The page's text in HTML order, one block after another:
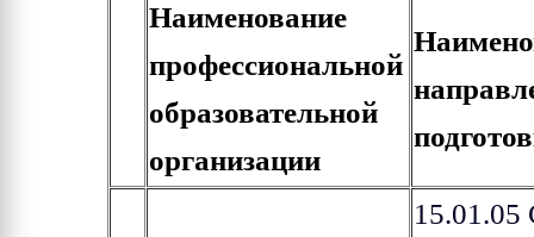
Наименование
профессиональной
образовательной
организации
15.01.05